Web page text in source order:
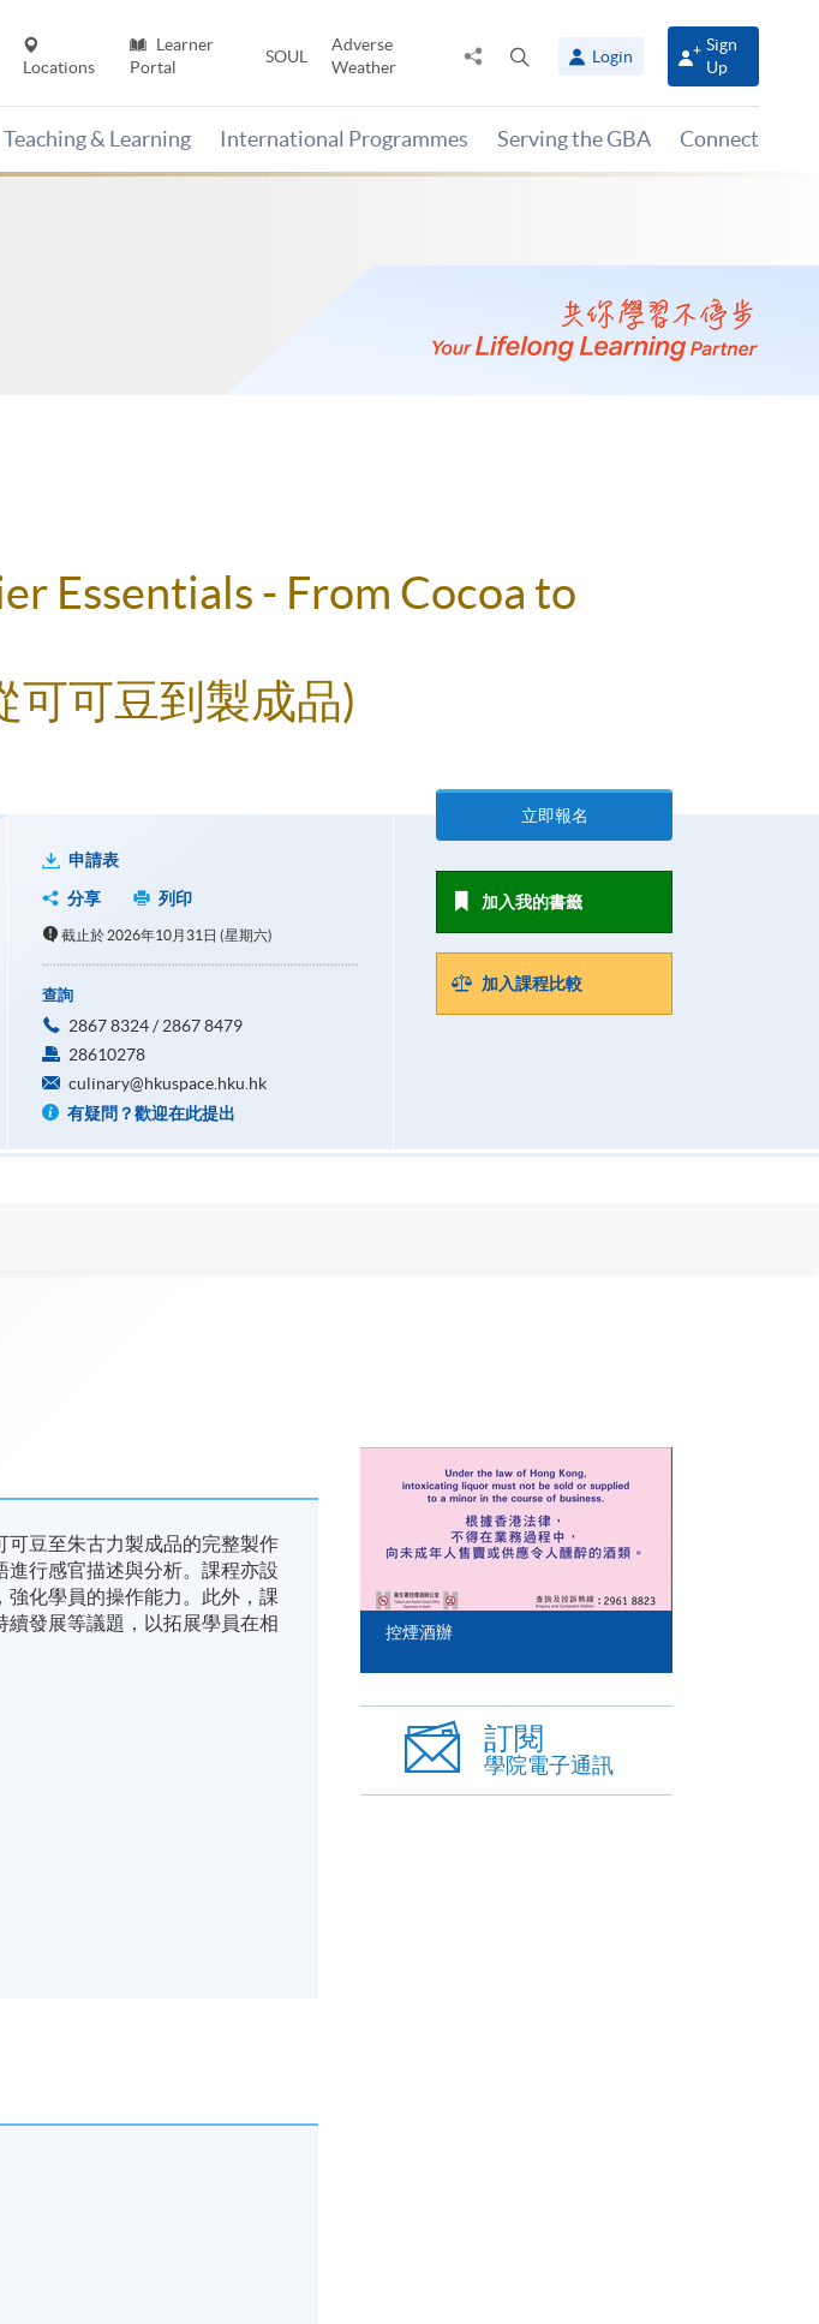
Locations
Learner
Portal
SOUL
Adverse
Weather
Share
panel
Login
Sign
Up
Teaching & Learning International Programmes Serving the GBA Connect
Essentials - From Cocoa to
可可豆到製成品)
申請表
分享
列印
截止於 2026年10月31日 (星期六)
查詢
2867 8324 / 2867 8479
28610278
culinary@hkuspace.hku.hk
有疑問？歡迎在此提出
立即報名
加入我的書籤
加入課程比較
豆至朱古力製成品的完整製作
行感官描述與分析。課程亦設
化學員的操作能力。此外，課
發展等議題，以拓展學員在相
控煙酒辦
訂閱
學院電子通訊